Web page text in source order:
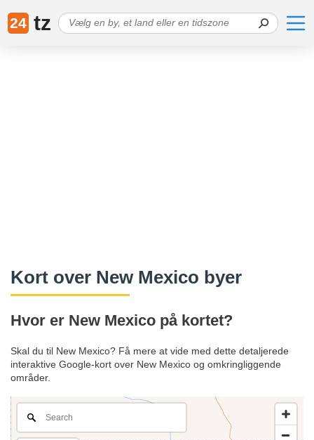
24 tz
Kort over New Mexico byer
Hvor er New Mexico på kortet?
Skal du til New Mexico? Få mere at vide med dette detaljerede
interaktive Google-kort over New Mexico og omkringliggende
områder.